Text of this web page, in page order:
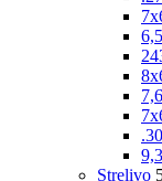
Strelivo